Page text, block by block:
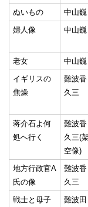
ぬいもの 中山巍
婦人像
中山巍
老女 中山巍
イギリスの
焦燥
難波香
久三
蒋介石よ何
処へ行く
難波香
久三(
空像)
地方行政官A
氏の像
難波香
久三
戦士と母子
難波田